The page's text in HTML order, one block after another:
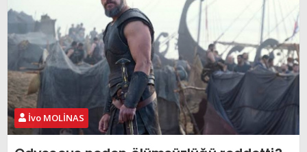
İvo MOLİNAS